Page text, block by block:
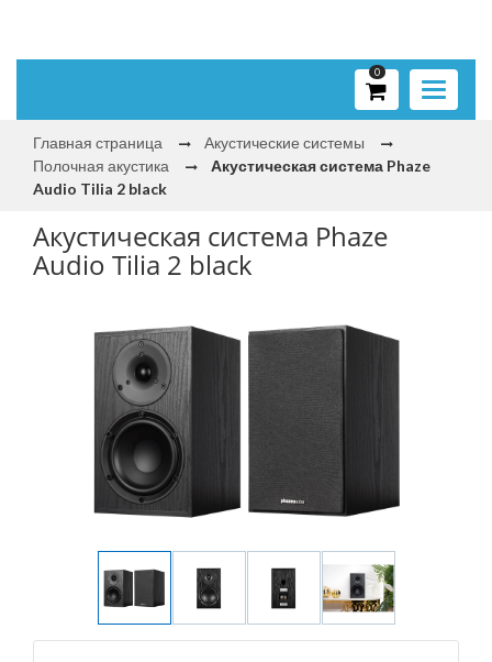
Toggle
0
Главная страница
Акустические системы
Полочная акустика
Акустическая система Phaze
Audio Tilia 2 black
Акустическая система Phaze
Audio Tilia 2 black